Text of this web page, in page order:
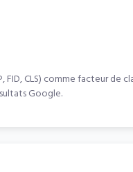
FID, CLS) comme facteur
Google.